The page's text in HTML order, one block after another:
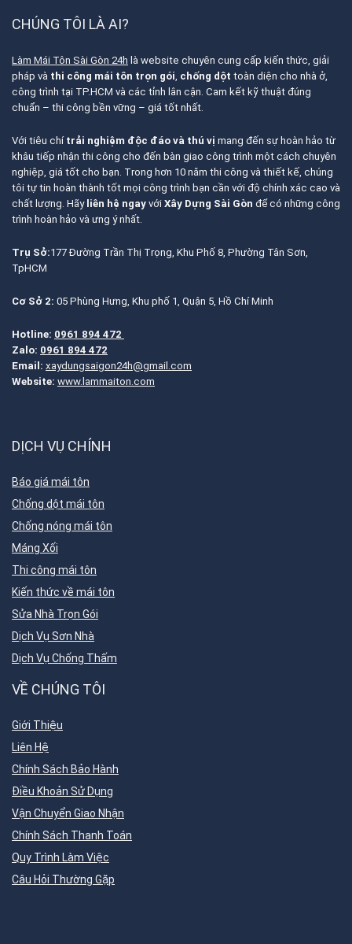
CHÚNG TÔI LÀ AI?
Làm Mái Tôn Sài Gòn 24h là website chuyên cung cấp kiến thức, giải
pháp và thi công mái tôn trọn gói, chống dột toàn diện cho nhà ở,
công trình tại TP.HCM và các tỉnh lân cận. Cam kết kỹ thuật đúng
chuẩn – thi công bền vững – giá tốt nhất.
Với tiêu chí trải nghiệm độc đáo và thú vị mang đến sự hoàn hảo từ
khâu tiếp nhận thi công cho đến bàn giao công trình một cách chuyên
nghiệp, giá tốt cho bạn. Trong hơn 10 năm thi công và thiết kế, chúng
tôi tự tin hoàn thành tốt mọi công trình bạn cần với độ chính xác cao và
chất lượng. Hãy liên hệ ngay với Xây Dựng Sài Gòn để có những công
trình hoàn hảo và ưng ý nhất.
Trụ Sở:177 Đường Trần Thị Trọng, Khu Phố 8, Phường Tân Sơn,
TpHCM
Cơ Sở 2: 05 Phùng Hưng, Khu phố 1, Quận 5, Hồ Chí Minh
Hotline: 0961 894 472
Zalo: 0961 894 472
Email: xaydungsaigon24h@gmail.com
Website: www.lammaiton.com
DỊCH VỤ CHÍNH
Báo giá mái tôn
Chống dột mái tôn
Chống nóng mái tôn
Máng Xối
Thi công mái tôn
Kiến thức về mái tôn
Sửa Nhà Trọn Gói
Dịch Vụ Sơn Nhà
Dịch Vụ Chống Thấm
VỀ CHÚNG TÔI
Giới Thiệu
Liên Hệ
Chính Sách Bảo Hành
Điều Khoản Sử Dụng
Vận Chuyển Giao Nhận
Chính Sách Thanh Toán
Quy Trình Làm Việc
Câu Hỏi Thường Gặp